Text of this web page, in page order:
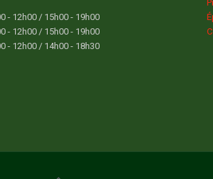
- 12h00 / 15h00 - 19h00
- 12h00 / 15h00 - 19h00
- 12h00 / 14h00 - 18h30